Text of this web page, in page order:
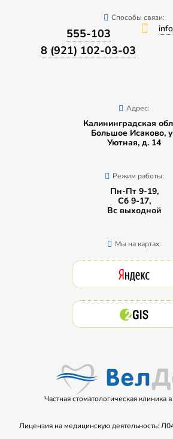
Частная стоматологическая клиника
Лицензия на медицинскую деятельность:
Способы связи:
555-103
8 (921) 102-03-03
Адрес:
Калининградская
Большое Исаково,
Уютная, д. 14
Режим работы:
Пн-Пт 9-19,
Сб 9-17,
Вс выходной
Мы на картах: